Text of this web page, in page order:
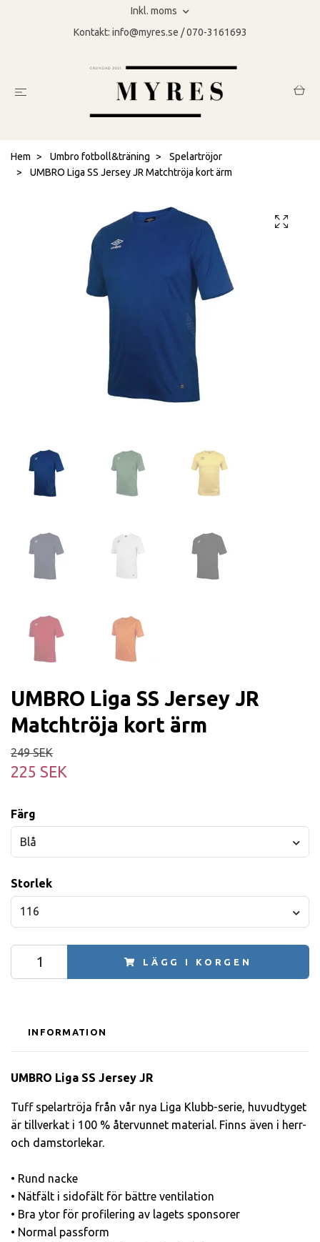
Inkl. moms
Kontakt: info@myres.se / 070-3161693
Hem Umbro fotboll&träning
Spelartröjor
UMBRO Liga SS Jersey JR Matchtröja kort ärm
UMBRO Liga SS Jersey JR
Matchtröja kort ärm
249 SEK
225 SEK
Färg
Blå
Storlek
116
LÄGG I KORGEN
INFORMATION
UMBRO Liga SS Jersey JR
Tuff spelartröja från vår nya Liga Klubb-serie, huvudtyget
är tillverkat i 100 % återvunnet material. Finns även i herr-
och damstorlekar.
• Rund nacke
• Nätfält i sidofält för bättre ventilation
• Bra ytor för profilering av lagets sponsorer
• Normal passform